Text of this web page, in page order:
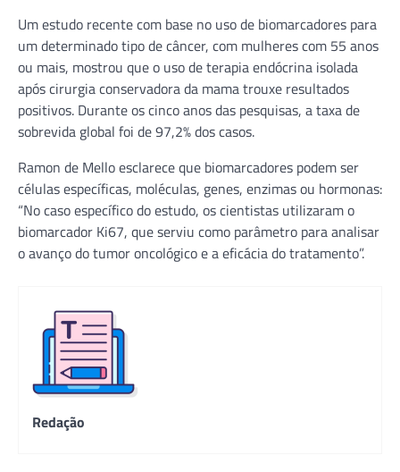
Um estudo recente com base no uso de biomarcadores para
um determinado tipo de câncer, com mulheres com 55 anos
ou mais, mostrou que o uso de terapia endócrina isolada
após cirurgia conservadora da mama trouxe resultados
positivos. Durante os cinco anos das pesquisas, a taxa de
sobrevida global foi de 97,2% dos casos.
Ramon de Mello esclarece que biomarcadores podem ser
células específicas, moléculas, genes, enzimas ou hormonas:
“No caso específico do estudo, os cientistas utilizaram o
biomarcador Ki67, que serviu como parâmetro para analisar
o avanço do tumor oncológico e a eficácia do tratamento”.
Redação